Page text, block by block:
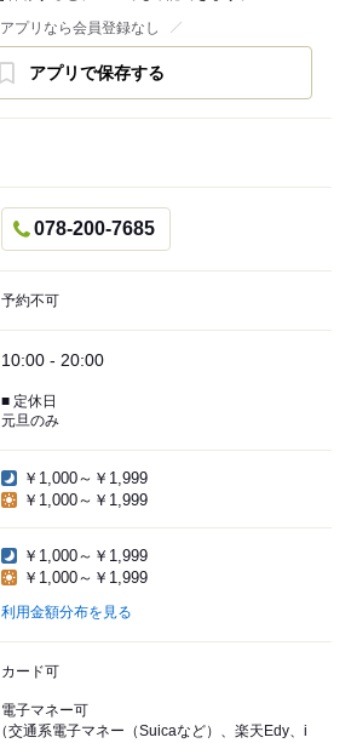
アプリなら会員登録なし
アプリで保存する
078-200-7685
予約不可
10:00 - 20:00
■ 定休日
元旦のみ
￥1,000～￥1,999
￥1,000～￥1,999
￥1,000～￥1,999
￥1,000～￥1,999
利用金額分布を見る
カード可
電子マネー可
（交通系電子マネー（Suicaなど）、楽天Edy、i